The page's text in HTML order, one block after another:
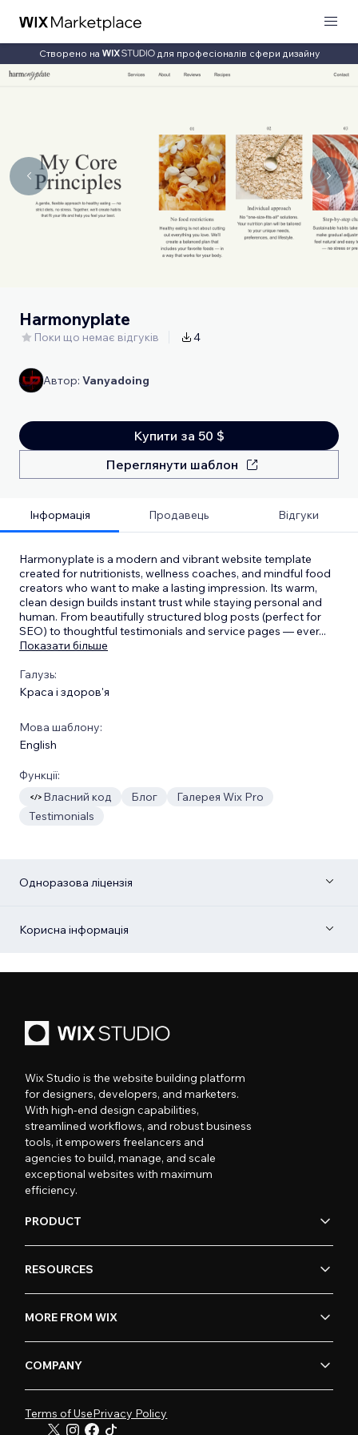
Створено на для професіоналів сфери дизайну
Harmonyplate
Поки що немає відгуків 4
Автор: Vanyadoing
Купити за 50 $
Переглянути шаблон
Інформація Продавець Відгуки
Harmonyplate is a modern and vibrant website template
created for nutritionists, wellness coaches, and mindful food
creators who want to make a lasting impression. Its warm,
clean design builds instant trust while staying personal and
human. From beautifully structured blog posts (perfect for
SEO) to thoughtful testimonials and service pages — ever...
Показати більше
Галузь:
Краса і здоров'я
Мова шаблону:
English
Функції:
Власний код
Блог
Галерея Wix Pro
Testimonials
Одноразова ліцензія
Корисна інформація
Wix Studio is the website building platform
for designers, developers, and marketers.
With high-end design capabilities,
streamlined workflows, and robust business
tools, it empowers freelancers and
agencies to build, manage, and scale
exceptional websites with maximum
efficiency.
PRODUCT
RESOURCES
MORE FROM WIX
COMPANY
Terms of UsePrivacy Policy